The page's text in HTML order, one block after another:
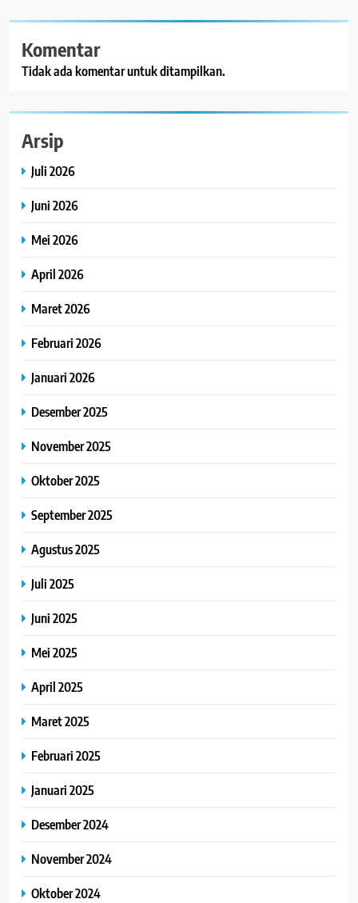
Komentar
Tidak ada komentar untuk ditampilkan.
Arsip
Juli 2026
Juni 2026
Mei 2026
April 2026
Maret 2026
Februari 2026
Januari 2026
Desember 2025
November 2025
Oktober 2025
September 2025
Agustus 2025
Juli 2025
Juni 2025
Mei 2025
April 2025
Maret 2025
Februari 2025
Januari 2025
Desember 2024
November 2024
Oktober 2024